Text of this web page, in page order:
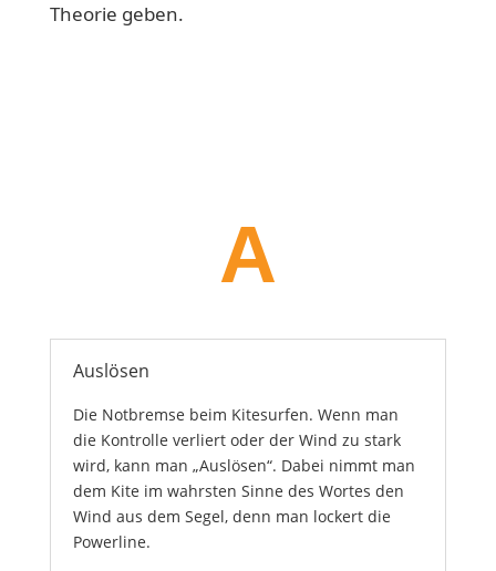
Theorie geben.
A
Auslösen
Die Notbremse beim Kitesurfen. Wenn man
die Kontrolle verliert oder der Wind zu stark
wird, kann man „Auslösen“. Dabei nimmt man
dem Kite im wahrsten Sinne des Wortes den
Wind aus dem Segel, denn man lockert die
Powerline.